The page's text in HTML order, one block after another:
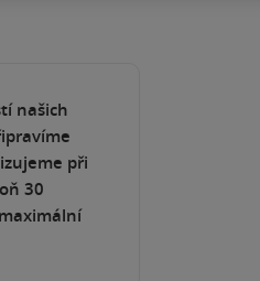
našich
při
30